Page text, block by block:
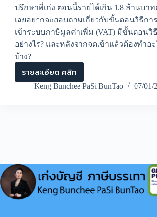
ปรึกษาพี่เก่ง ตอนนี้รายได้เกิน 1.8 ล้านบาท
เลยอยากจะสอบถามเกี่ยวกับขั้นตอนวิธีกา
เข้าระบบภาษีมูลค่าเพิ่ม (VAT) มีขั้นตอนวิ
อย่างไร? และหลังจากจดเข้าแล้วต้องทำอะ
บ้าง?
รายละเอียด คลิก
การ
จด
เข้า
ตอน
วิธี
การ
อย่างไร?
Keng Bunchee PaSi BunTao 07/01/